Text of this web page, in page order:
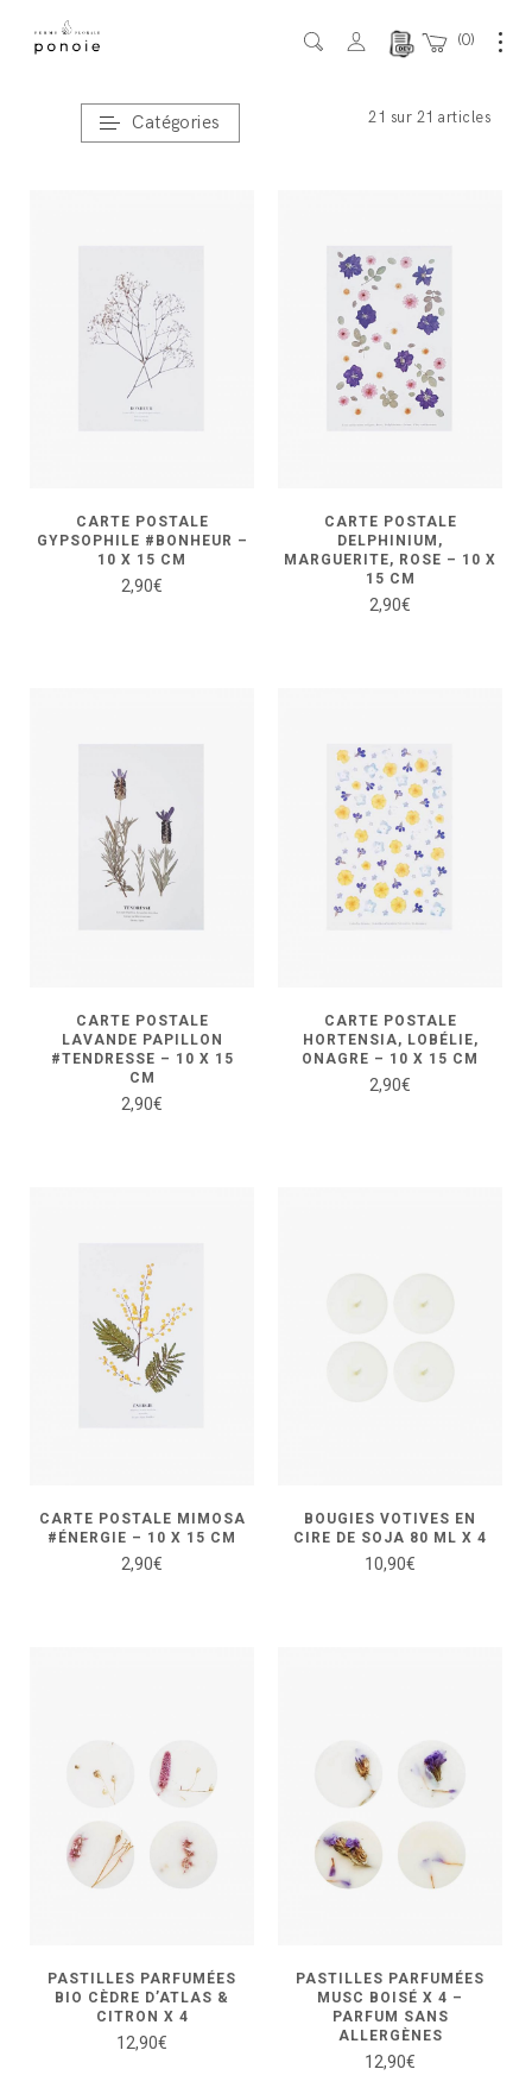
0
Accueil / DÉCO-CADEAUX
21 sur 21 articles
Catégories
CARTE POSTALE
GYPSOPHILE #BONHEUR –
10 X 15 CM
2,90€
CARTE POSTALE
DELPHINIUM,
MARGUERITE, ROSE – 10 X
15 CM
2,90€
CARTE POSTALE
LAVANDE PAPILLON
#TENDRESSE – 10 X 15
CM
2,90€
CARTE POSTALE
HORTENSIA, LOBÉLIE,
ONAGRE – 10 X 15 CM
2,90€
CARTE POSTALE MIMOSA
#ÉNERGIE – 10 X 15 CM
2,90€
BOUGIES VOTIVES EN
CIRE DE SOJA 80 ML X 4
10,90€
PASTILLES PARFUMÉES
BIO CÈDRE D’ATLAS &
CITRON X 4
12,90€
PASTILLES PARFUMÉES
MUSC BOISÉ X 4 –
PARFUM SANS
ALLERGÈNES
12,90€